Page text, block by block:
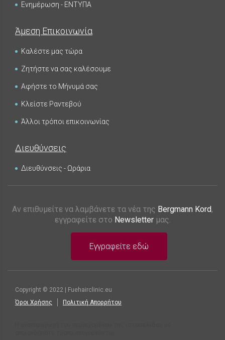
Ενημέρωση - ΕΝΤΥΠΑ
Άμεση Επικοινωνία
Καλέστε μας τώρα
Ζητήστε να σας καλέσουμε
Αφήστε το Μήνυμά σας
Κλείστε Ραντεβού
Άλλοι τρόποι επικοινωνίας
Διευθύνσεις
Διευθύνσεις - Ωράρια
Αν επιθυμείτε να λαμβάνετε τα νέα της Bergmann Kord,
εγγραφείτε στο Newsletterμας.
Εγγραφείτε εδώ
Copyright © 2022 | Fuehairclinic.eu
Όροι Χρήσης
Πολιτική Απορρήτου